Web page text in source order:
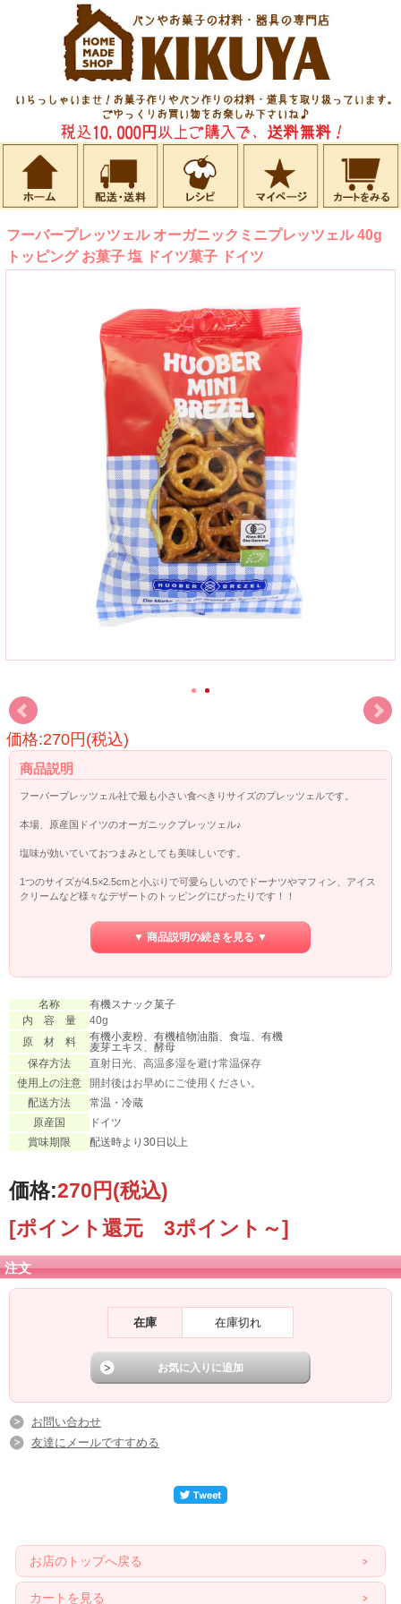
フーバープレッツェル オーガニックミニプレッツェル 40g
トッピング お菓子 塩 ドイツ菓子 ドイツ
価格:270円(税込)
商品説明
フーバープレッツェル社で最も小さい食べきりサイズのプレッツェルです。
本場、原産国ドイツのオーガニックプレッツェル♪
塩味が効いていておつまみとしても美味しいです。
1つのサイズが4.5×2.5cmと小ぶりで可愛らしいのでドーナツやマフィン、アイス
クリームなど様々なデザートのトッピングにぴったりです！！
▼ 商品説明の続きを見る ▼
名称
有機スナック菓子
内 容 量
40g
原 材 料
有機小麦粉、有機植物油脂、食塩、有機
麦芽エキス、酵母
保存方法
直射日光、高温多湿を避け常温保存
使用上の注意
開封後はお早めにご使用ください。
配送方法
常温・冷蔵
原産国
ドイツ
賞味期限
配送時より30日以上
価格:270円(税込)
[ポイント還元 3ポイント～]
注文
在庫 在庫切れ
お問い合わせ
友達にメールですすめる
お店のトップへ戻る
カートを見る